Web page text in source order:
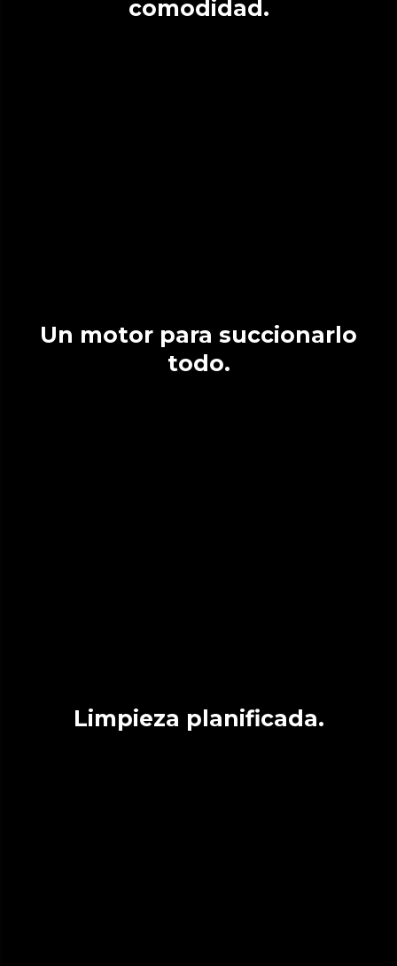
comodidad.
Un motor para succionarlo
todo.
Limpieza planificada.